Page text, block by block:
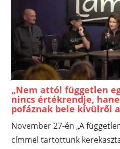
„Nem attól független
nincs értékrendje,
pofáznak bele kívülről
November 27-én „A
címmel tartottunk